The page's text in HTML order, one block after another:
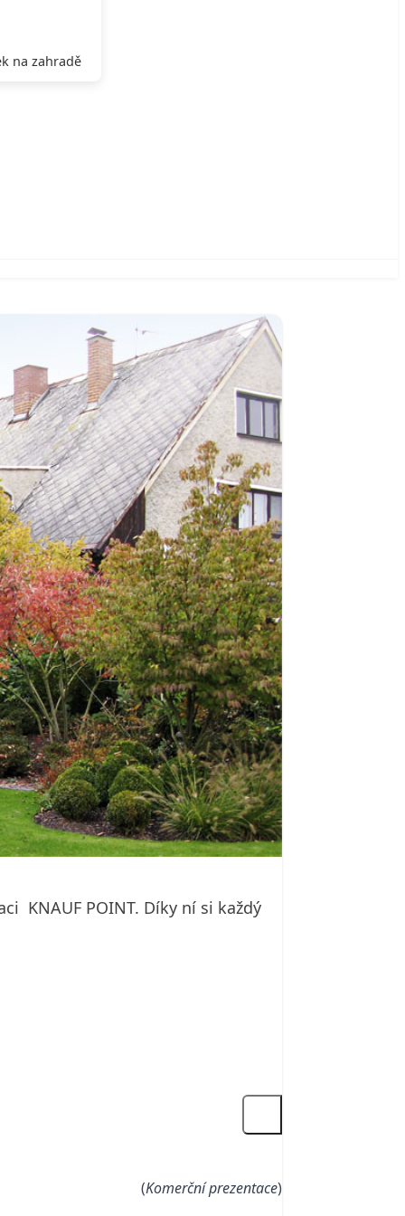
na zahradě
KNAUF POINT. Díky ní si každý
(Komerční prezentace)